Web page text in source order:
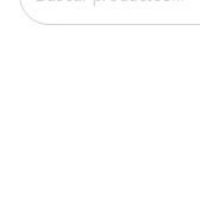
por: